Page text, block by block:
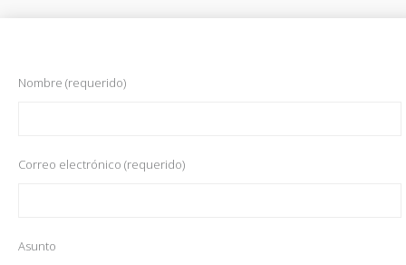
Nombre (requerido)
Correo electrónico (requerido)
Asunto